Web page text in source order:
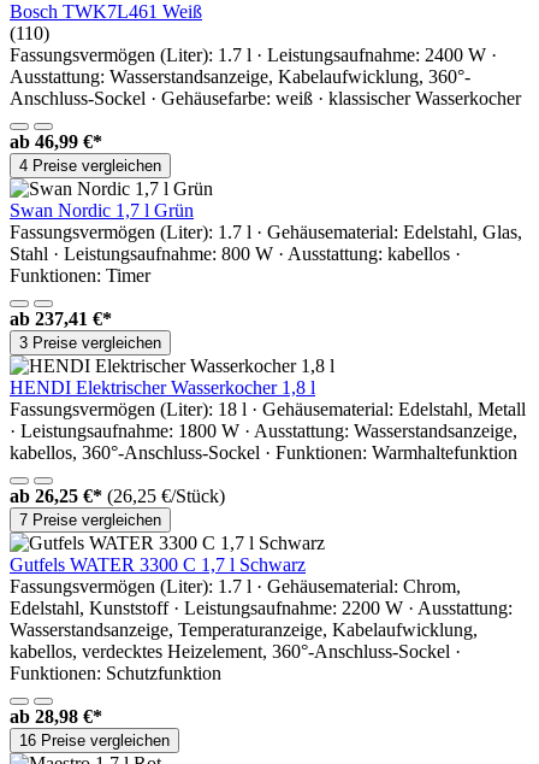
Bosch TWK7L461 Weiß
(110)
Fassungsvermögen (Liter): 1.7 l · Leistungsaufnahme: 2400 W ·
Ausstattung: Wasserstandsanzeige, Kabelaufwicklung, 360°-
Anschluss-Sockel · Gehäusefarbe: weiß · klassischer Wasserkocher
ab 46,99 €*
4 Preise vergleichen
Swan Nordic 1,7 l Grün
Fassungsvermögen (Liter): 1.7 l · Gehäusematerial: Edelstahl, Glas,
Stahl · Leistungsaufnahme: 800 W · Ausstattung: kabellos ·
Funktionen: Timer
ab 237,41 €*
3 Preise vergleichen
HENDI Elektrischer Wasserkocher 1,8 l
Fassungsvermögen (Liter): 18 l · Gehäusematerial: Edelstahl, Metall
· Leistungsaufnahme: 1800 W · Ausstattung: Wasserstandsanzeige,
kabellos, 360°-Anschluss-Sockel · Funktionen: Warmhaltefunktion
ab 26,25 €* (26,25 €/Stück)
7 Preise vergleichen
Gutfels WATER 3300 C 1,7 l Schwarz
Fassungsvermögen (Liter): 1.7 l · Gehäusematerial: Chrom,
Edelstahl, Kunststoff · Leistungsaufnahme: 2200 W · Ausstattung:
Wasserstandsanzeige, Temperaturanzeige, Kabelaufwicklung,
kabellos, verdecktes Heizelement, 360°-Anschluss-Sockel ·
Funktionen: Schutzfunktion
ab 28,98 €*
16 Preise vergleichen